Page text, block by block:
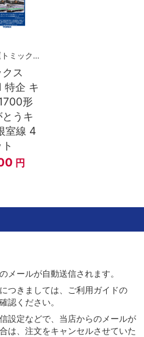
TOMIX (トミックス)
クス
特企 キ
形
うキ
室線 4
円
メールが自動送信されます。
つきましては、ご利用ガイドの
認ください。
設定などで、当店からのメールが
は、注文をキャンセルさせていた